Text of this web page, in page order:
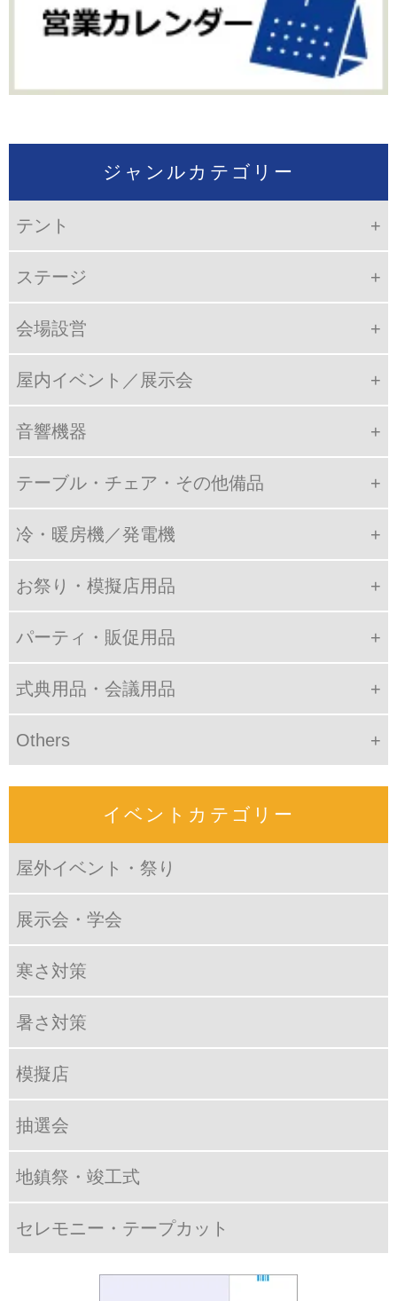
ジャンルカテゴリー
テント
ステージ
会場設営
屋内イベント／展示会
音響機器
テーブル・チェア・その他備品
冷・暖房機／発電機
お祭り・模擬店用品
パーティ・販促用品
式典用品・会議用品
Others
イベントカテゴリー
屋外イベント・祭り
展示会・学会
寒さ対策
暑さ対策
模擬店
抽選会
地鎮祭・竣工式
セレモニー・テープカット